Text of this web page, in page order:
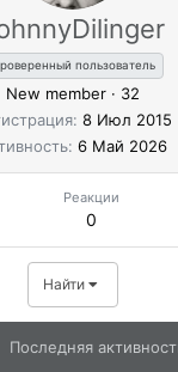
пользователь
New member · 32
8 Июл 2015
6 Май 2026
Реакции
0
Найти
Последняя